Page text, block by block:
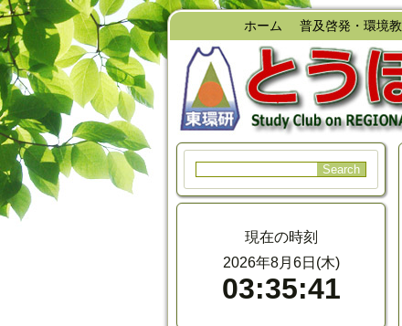
ホーム 普及啓発・環境
現在の時刻
2026年8月6日(木)
03:35:42